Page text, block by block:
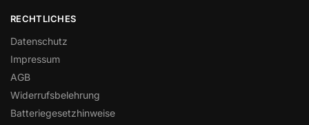
RECHTLICHES
Datenschutz
Impressum
AGB
Widerrufsbelehrung
Batteriegesetzhinweise